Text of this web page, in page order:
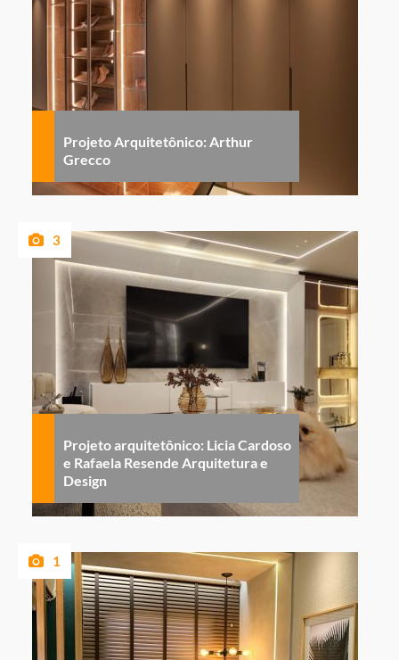
Projeto Arquitetônico: Arthur
Grecco
3
Projeto arquitetônico: Licia Cardoso
e Rafaela Resende Arquitetura e
Design
1